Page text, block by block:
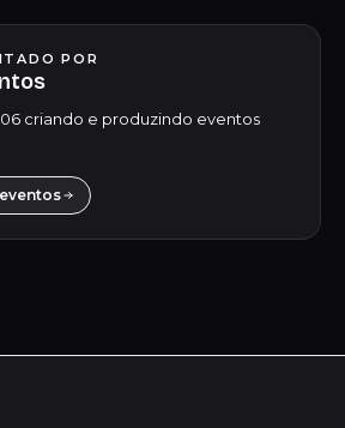
POR
criando e produzindo eventos